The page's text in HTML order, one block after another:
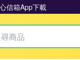
信箱App下載
拍賣